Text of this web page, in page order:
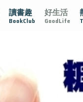
讀書趣
BookClub
好生活
GoodLife
再生醫學 愛的未來